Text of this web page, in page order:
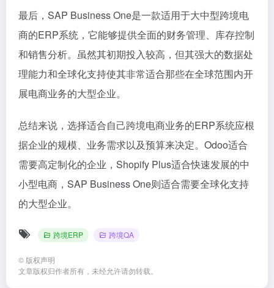
最后，SAP Business One是一款适用于大中型跨境电
商的ERP系统，它能够提供全面的财务管理、库存控制
和销售分析。虽然其初期投入较高，但其强大的数据处
理能力和全球化支持使其非常适合那些在全球范围内开
展电商业务的大型企业。
总结来说，选择适合自己跨境电商业务的ERP系统应根
据企业的规模、业务需求以及预算来决定。Odoo适合
需要高定制化的企业，Shopify Plus适合快速发展的中
小型电商，SAP Business One则适合需要全球化支持
的大型企业。
跨境ERP 跨境QA
© 版权声明
文章版权归作者所有，未经允许请勿转载。